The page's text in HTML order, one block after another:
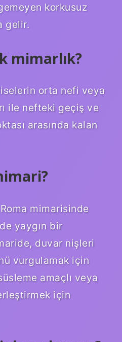
korkusuz
gelir.
mimarlık?
orta nefi veya
ile nefteki geçiş ve
arasında kalan
mimarisinde
yaygın bir
duvar nişleri
vurgulamak için
amaçlı veya
için